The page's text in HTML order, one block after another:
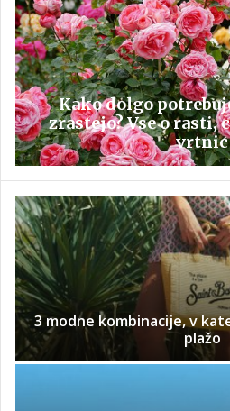
Kako dolgo
zrastejo? Vse o rasti,
vrtnic
3 modne kombinacije, v
plažo